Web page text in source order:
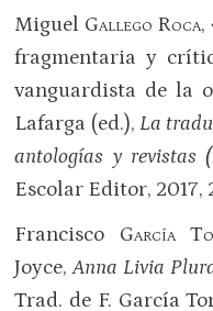
Miguel Gallego Roca,
fragmentaria y
vanguardista de la
Lafarga (ed.), La
antologías y revistas
Escolar Editor, 2017,
Francisco García
Joyce,Anna Livia
Trad. de F. García